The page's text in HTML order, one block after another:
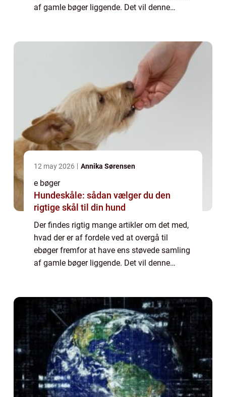
af gamle bøger liggende. Det vil denne
12 may 2026 Annika Sørensen
e bøger
Hundeskåle: sådan vælger du den
rigtige skål til din hund
Der findes rigtig mange artikler om det med,
hvad der er af fordele ved at overgå til
ebøger fremfor at have ens støvede samling
af gamle bøger liggende. Det vil denne